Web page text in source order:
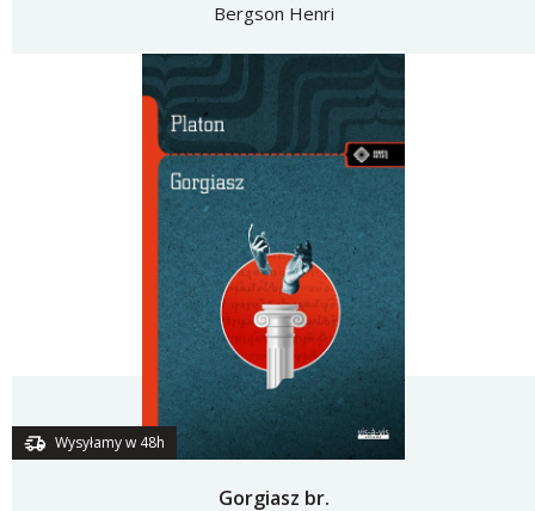
Bergson Henri
Wysyłamy w 48h
Gorgiasz br.